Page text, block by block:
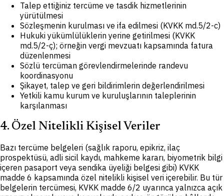
Talep ettiğiniz tercüme ve tasdik hizmetlerinin
yürütülmesi
Sözleşmenin kurulması ve ifa edilmesi (KVKK md.5/2-c)
Hukuki yükümlülüklerin yerine getirilmesi (KVKK
md.5/2-ç); örneğin vergi mevzuatı kapsamında fatura
düzenlenmesi
Sözlü tercüman görevlendirmelerinde randevu
koordinasyonu
Şikayet, talep ve geri bildirimlerin değerlendirilmesi
Yetkili kamu kurum ve kuruluşlarının taleplerinin
karşılanması
4. Özel Nitelikli Kişisel Veriler
Bazı tercüme belgeleri (sağlık raporu, epikriz, ilaç
prospektüsü, adli sicil kaydı, mahkeme kararı, biyometrik bilgi
içeren pasaport veya sendika üyeliği belgesi gibi) KVKK
madde 6 kapsamında özel nitelikli kişisel veri içerebilir. Bu tür
belgelerin tercümesi, KVKK madde 6/2 uyarınca yalnızca açık